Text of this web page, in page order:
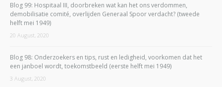
Blog 99: Hospitaal III, doorbreken wat kan het ons verdommen,
demobilisatie comité, overlijden Generaal Spoor verdacht? (tweede
helft mei 1949)
20 August, 2020
Blog 98: Onderzoekers en tips, rust en ledigheid, voorkomen dat het
een janboel wordt, toekomstbeeld (eerste helft mei 1949)
3 August, 2020